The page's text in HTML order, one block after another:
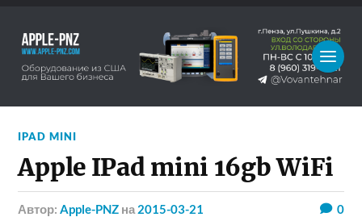
IPAD MINI
Apple IPad mini 16gb WiFi
Автор:Apple-PNZ на 2015-03-21 0